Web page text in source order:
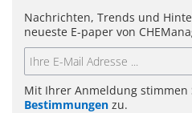
Nachrichten, Trends und
neueste E-paper von
Mit Ihrer Anmeldung stimmen
Bestimmungen zu.